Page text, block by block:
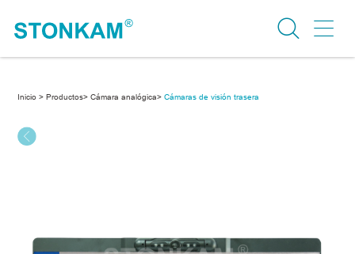
Inicio > Productos> Cámara analógica> Cámaras de visión trasera